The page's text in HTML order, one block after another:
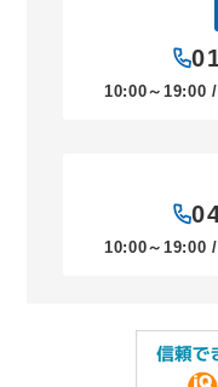
10:00～19:00
10:00～19:00